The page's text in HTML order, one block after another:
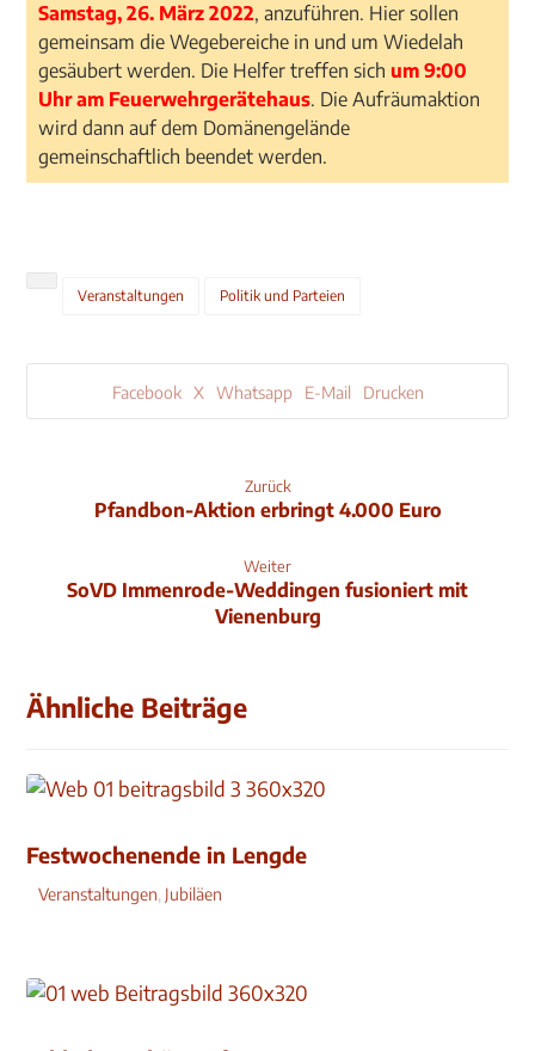
Samstag, 26. März 2022, anzuführen. Hier sollen
gemeinsam die Wegebereiche in und um Wiedelah
gesäubert werden. Die Helfer treffen sichum 9:00
Uhr am Feuerwehrgerätehaus. Die Aufräumaktion
wird dann auf dem Domänengelände
gemeinschaftlich beendet werden.
Veranstaltungen Politik und Parteien
Facebook X Whatsapp E-Mail Drucken
Zurück
Pfandbon-Aktion erbringt 4.000 Euro
Weiter
SoVD Immenrode-Weddingen fusioniert mit
Vienenburg
Ähnliche Beiträge
Festwochenende in Lengde
Veranstaltungen, Jubiläen